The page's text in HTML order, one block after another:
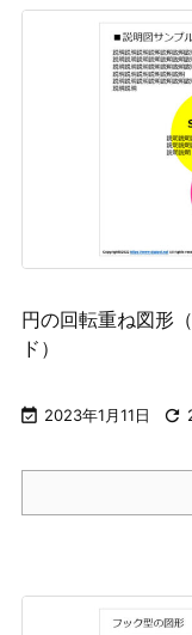
円の回転重ね図形
ド）
 2023年1月11日 